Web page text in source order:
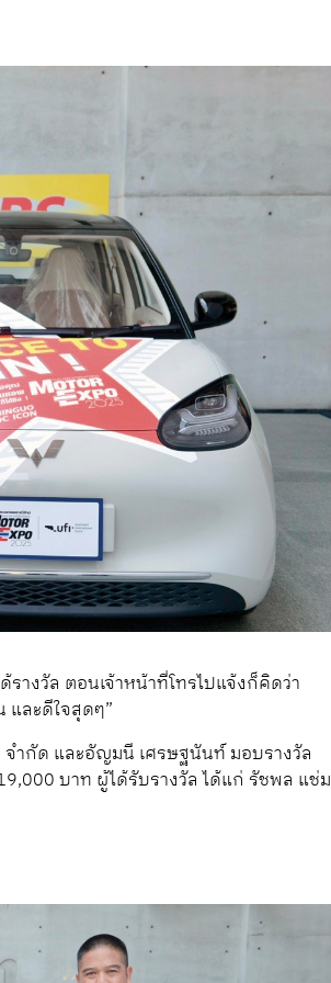
รางวัล ตอนเจ้าหน้าที่โทรไปแจ้งก็คิดว่า
ละดีใจสุดๆ”
ำกัด และอัญมนี เศรษฐนันท์ มอบรางวัล
บาท ผู้ได้รับรางวัล ได้แก่ รัชพล แช่ม